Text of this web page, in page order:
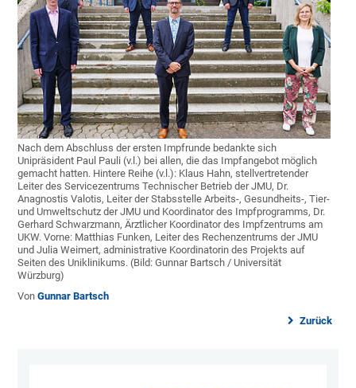
Nach dem Abschluss der ersten Impfrunde bedankte sich
Unipräsident Paul Pauli (v.l.) bei allen, die das Impfangebot möglich
gemacht hatten. Hintere Reihe (v.l.): Klaus Hahn, stellvertretender
Leiter des Servicezentrums Technischer Betrieb der JMU, Dr.
Anagnostis Valotis, Leiter der Stabsstelle Arbeits-, Gesundheits-, Tier-
und Umweltschutz der JMU und Koordinator des Impfprogramms, Dr.
Gerhard Schwarzmann, Ärztlicher Koordinator des Impfzentrums am
UKW. Vorne: Matthias Funken, Leiter des Rechenzentrums der JMU
und Julia Weimert, administrative Koordinatorin des Projekts auf
Seiten des Uniklinikums. (Bild: Gunnar Bartsch / Universität
Würzburg)
VonGunnar Bartsch
Zurück